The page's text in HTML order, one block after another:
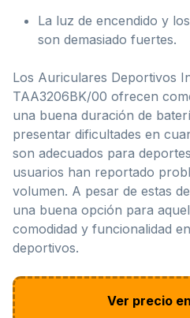
La luz de encendido y
son demasiado fuertes.
Los Auriculares Deportivos
TAA3206BK/00 ofrecen
una buena duración de
presentar dificultades en
son adecuados para
usuarios han reportado
volumen. A pesar de estas
una buena opción para
comodidad y funcionalidad
deportivos.
Ver precio